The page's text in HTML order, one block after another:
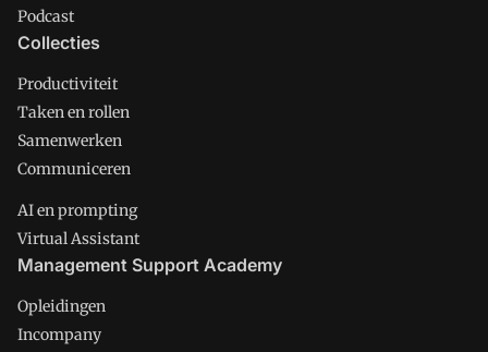
Podcast
Collecties
Productiviteit
Taken en rollen
Samenwerken
Communiceren
AI en prompting
Virtual Assistant
Management Support Academy
Opleidingen
Incompany